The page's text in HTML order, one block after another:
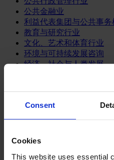
Consent
Cookies
This website uses essential
公共金融业
利益代表集团与公共事务
教育与研究行业
文化、艺术和体育行业
环境与可持续发展咨询
经济、社会与人类发展
体育业
消费品
餐饮、旅游与酒店业